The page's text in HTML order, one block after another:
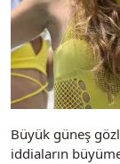
Büyük güneş
iddiaların